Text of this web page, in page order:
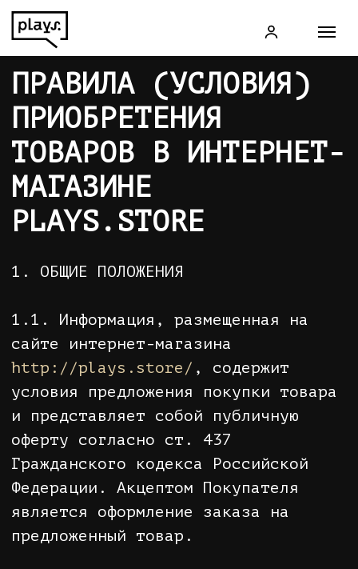
ПРАВИЛА (УСЛОВИЯ)
ПРИОБРЕТЕНИЯ
ТОВАРОВ В ИНТЕРНЕТ-
МАГАЗИНЕ
PLAYS.STORE
1. ОБЩИЕ ПОЛОЖЕНИЯ
1.1. Информация, размещенная на
http://plays.store/, содержит
условия предложения покупки товара
оферту согласно ст. 437
Гражданского кодекса Российской
Федерации. Акцептом Покупателя
является оформление заказа на
1.2. В своей деятельности интернет-
магазин руководствуется положениями
Гражданского кодекса Российской
Федерации, Законом Российской
Федерации от 07.02.1992 N 2300-1 "О
защите прав потребителей",
Правилами продажи товаров
дистанционным способом,